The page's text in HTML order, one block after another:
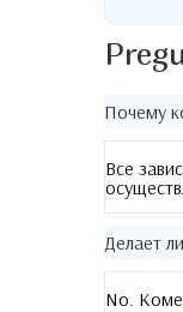
Почему
Все
Делает
No.